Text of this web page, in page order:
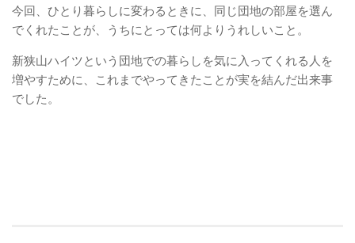
今回、ひとり暮らしに変わるときに、同じ団地の部屋を選ん
でくれたことが、うちにとっては何よりうれしいこと。
新狭山ハイツという団地での暮らしを気に入ってくれる人を
増やすために、これまでやってきたことが実を結んだ出来事
でした。